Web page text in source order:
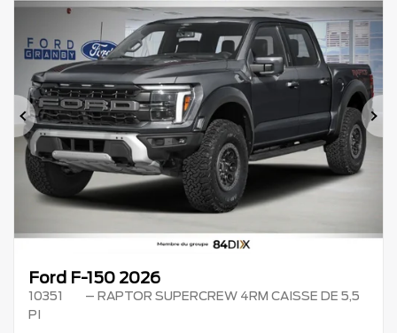
Précédent
Ford F-150 2026
10351
– RAPTOR SUPERCREW 4RM CAISSE DE 5,5
PI